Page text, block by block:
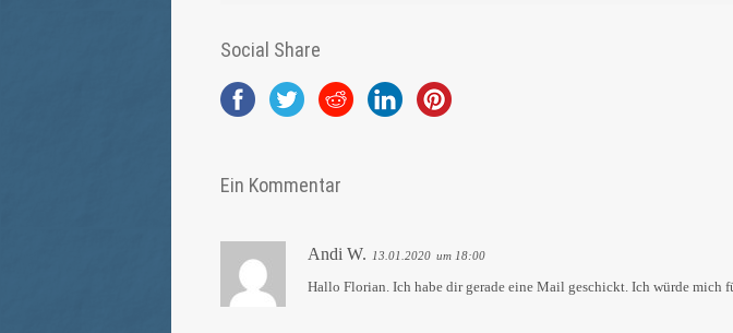
Social Share
Ein Kommentar
Andi W. 13.01.2020 um 18:00
Hallo Florian. Ich habe dir gerade eine Mail geschickt. Ich würde mich